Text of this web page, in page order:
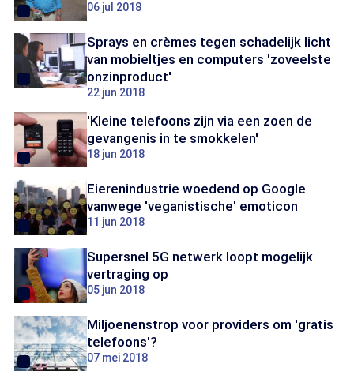
06 jul 2018
Sprays en crèmes tegen schadelijk licht
van mobieltjes en computers 'zoveelste
onzinproduct'
22 jun 2018
'Kleine telefoons zijn via een zoen de
gevangenis in te smokkelen'
18 jun 2018
Eierenindustrie woedend op Google
vanwege 'veganistische' emoticon
11 jun 2018
Supersnel 5G netwerk loopt mogelijk
vertraging op
05 jun 2018
Miljoenenstrop voor providers om 'gratis
telefoons'?
07 mei 2018